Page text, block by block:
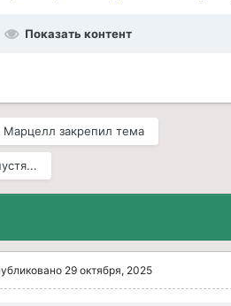
Показать контент
Марцелл закрепил тема
29 октября, 2025